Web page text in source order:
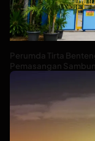
Perumda Tirta
Pemasangan